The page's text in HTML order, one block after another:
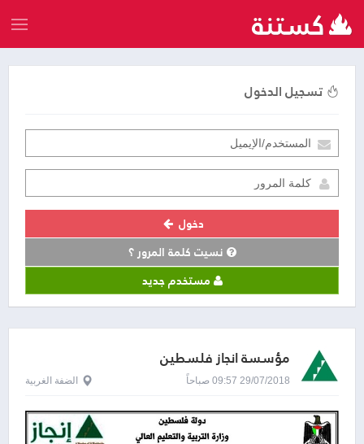
تسجيل الدخول
دخول
نسيت كلمة المرور ؟
مستخدم جديد
مؤسسة انجاز فلسطين
29/07/2018 09:57 صباحاً الضفة الغربية